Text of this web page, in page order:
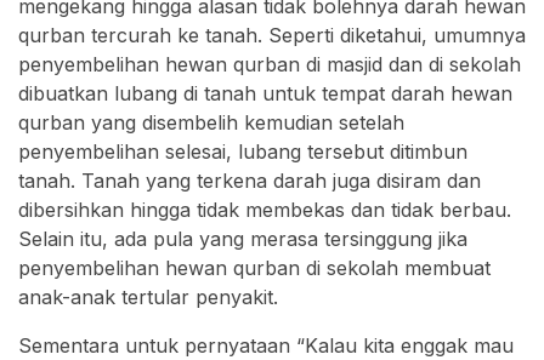
mengekang hingga alasan tidak bolehnya darah hewan
qurban tercurah ke tanah. Seperti diketahui, umumnya
penyembelihan hewan qurban di masjid dan di sekolah
dibuatkan lubang di tanah untuk tempat darah hewan
qurban yang disembelih kemudian setelah
penyembelihan selesai, lubang tersebut ditimbun
tanah. Tanah yang terkena darah juga disiram dan
dibersihkan hingga tidak membekas dan tidak berbau.
Selain itu, ada pula yang merasa tersinggung jika
penyembelihan hewan qurban di sekolah membuat
anak-anak tertular penyakit.
Sementara untuk pernyataan “Kalau kita enggak mau